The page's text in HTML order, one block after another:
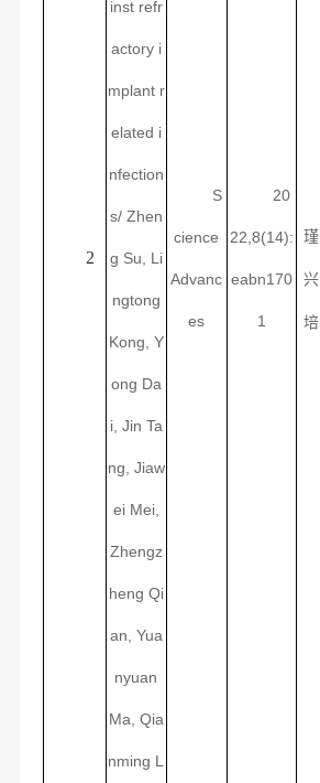
2
inst refr
actory i
mplant r
elated i
nfection
s/Zhen
g Su, Li
ngtong
Kong, Y
ong Da
i, Jin Ta
ng, Jiaw
ei Mei,
Zhengz
heng Qi
an, Yua
nyuan
Ma, Qia
nming L
S
cience
Advanc
es
20
22,8(14):
eabn170
1
瑾
兴
培